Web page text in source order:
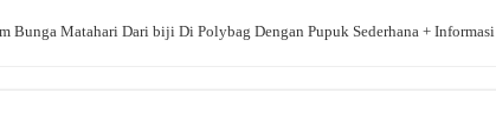
Bunga Matahari Dari biji Di Polybag Dengan Pupuk Sederhana + Informasi